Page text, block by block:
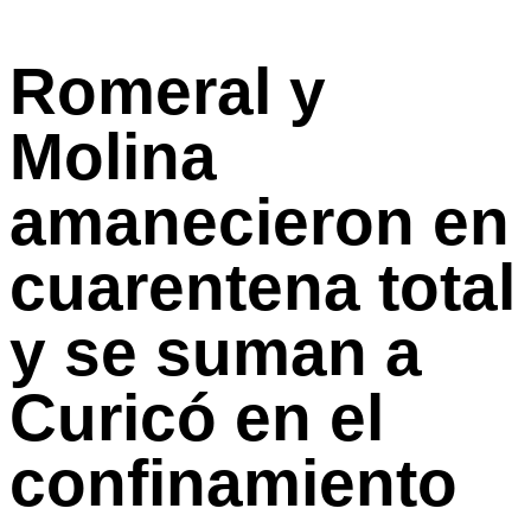
Romeral y
Molina
amanecieron en
cuarentena total
y se suman a
Curicó en el
confinamiento